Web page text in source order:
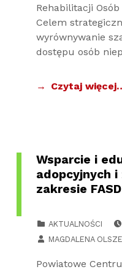
Rehabilitacji
Celem
wyrównywanie
dostępu osób
Czytaj
Wsparcie i
adopcyjnych
zakresie FASD
AKTUALNOŚCI
MAGDALENA
Powiatowe